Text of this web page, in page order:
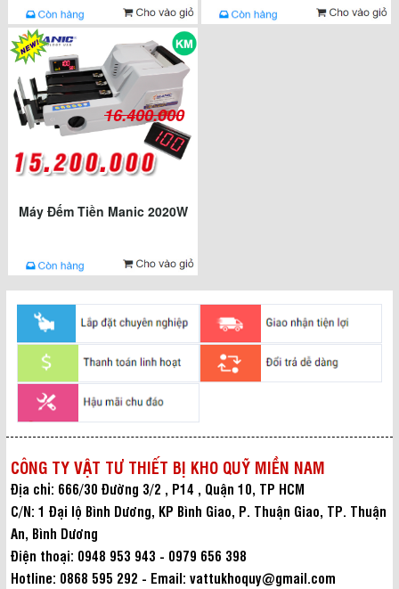
16.400.000
Máy Đếm Tiền Manic 2020W
CÔNG TY VẬT TƯ THIẾT BỊ KHO QUỸ MIỀN NAM
Địa chỉ: 666/30 Đường 3/2 , P14 , Quận 10, TP HCM
C/N: 1 Đại lộ Bình Dương, KP Bình Giao, P. Thuận Giao, TP. Thuận
An, Bình Dương
Điện thoại: 0948 953 943 - 0979 656 398
Hotline: 0868 595 292 - Email: vattukhoquy@gmail.com